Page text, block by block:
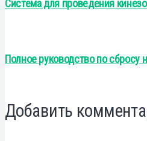
Система для проведения
Полное руководство по сбросу
Добавить